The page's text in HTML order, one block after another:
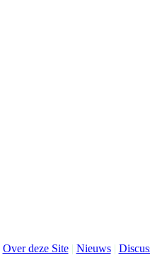
Over deze Site| Nieuws|